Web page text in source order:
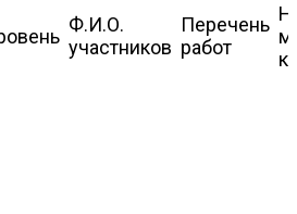
Ф.И.О.
участников
Перечень
работ